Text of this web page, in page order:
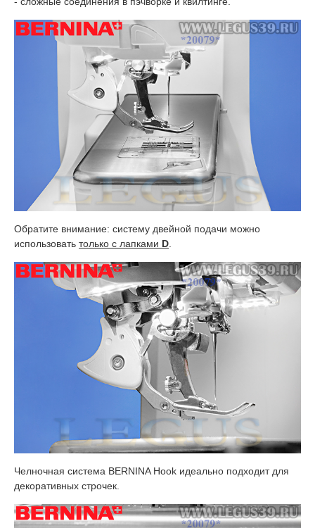
Обратите внимание: систему двейной подачи можно
использовать только с лапками D
Челночная система BERNINA Hook идеально подходит для
декоративных строчек.